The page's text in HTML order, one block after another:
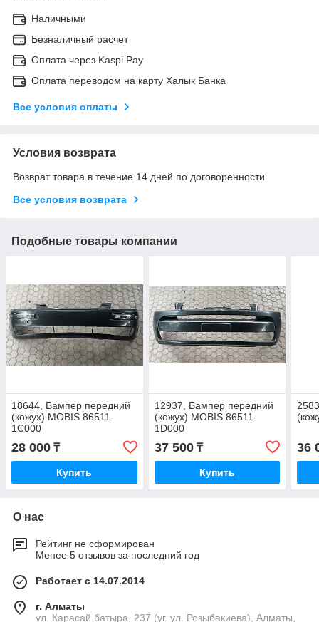
Наличными
Безналичный расчет
Оплата через Kaspi Pay
Оплата переводом на карту Халык Банка
Все условия оплаты
Условия возврата
Возврат товара в течение 14 дней по договоренности
Все условия возврата
Подобные товары компании
18644, Бампер передний
(кожух) MOBIS 86511-
1C000
28 000 ₸
Купить
12937, Бампер передний
(кожух) MOBIS 86511-
1D000
37 500₸
Купить
36
О нас
Рейтинг не сформирован
Менее 5 отзывов за последний год
Работает с 14.07.2014
г. Алматы
ул. Карасай батыра, 237 (уг. ул. Розыбакиева), Алматы,